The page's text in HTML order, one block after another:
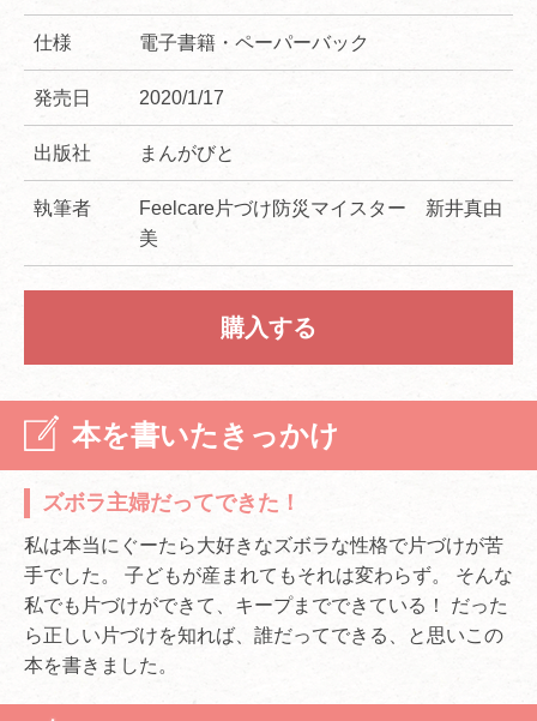
仕様 電子書籍・ペーパーバック
発売日 2020/1/17
出版社 まんがびと
執筆者
Feelcare片づけ防災マイスター 新井真由
美
購入する
本を書いたきっかけ
ズボラ主婦だってできた！
私は本当にぐーたら大好きなズボラな性格で片づけが苦
手でした。 子どもが産まれてもそれは変わらず。 そんな
私でも片づけができて、キープまでできている！ だった
ら正しい片づけを知れば、誰だってできる、と思いこの
本を書きました。